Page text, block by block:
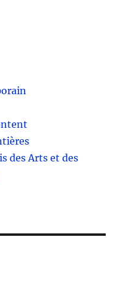
des Arts et des